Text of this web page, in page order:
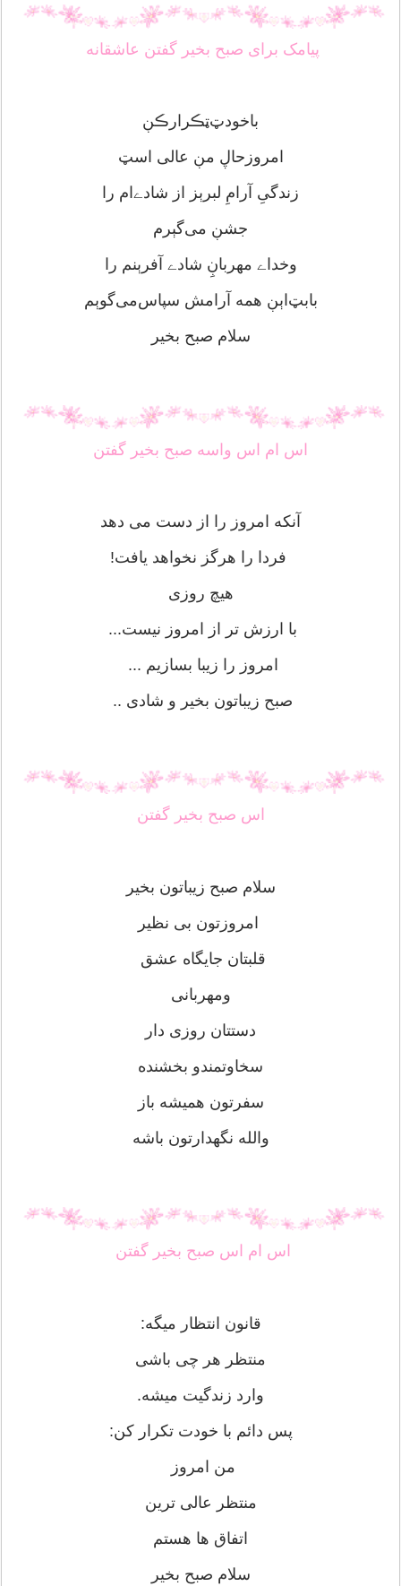
پیامک برای صبح بخیر گفتن عاشقانه
باخودټ‌ټڪرارڪڹ
امروزحاڸ مڹ عالی اسټ
زندگیِ آرامِ لبرٻز از شادےام را
جشڹ می‌گٻرم
وخداے مهرباڹِ شادے آفرٻنم را
بابټ‌اٻڹ همه آرامش سپاس‌می‌گوٻم
سلام صبح بخیر
اس ام اس واسه صبح بخیر گفتن
آنکه امروز را از دست می دهد
فردا را هرگز نخواهد یافت!
هیچ روزی
با ارزش تر از امروز نیست...
امروز را زيبا بسازیم ...
صبح زیباتون بخیر و شادی ..
اس صبح بخیر گفتن
سلام صبح زیباتون بخیر
امروزتون بی نظیر
قلبتان جایگاه عشق
ومهربانی
دستتان روزی دار
سخاوتمندو بخشنده
سفرتون همیشه باز
والله نگهدارتون باشه
اس ام اس صبح بخیر گفتن
قانون انتظار میگه:
منتظر هر چی باشی
وارد زندگیت میشه.
پس دائم با خودت تکرار کن:
من امروز
منتظر عالی ترین
اتفاق ها هستم
سلام صبح بخیر